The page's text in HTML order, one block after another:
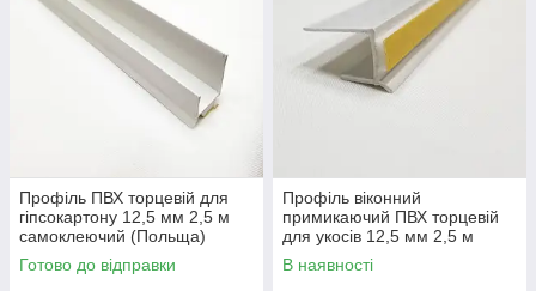
Профіль ПВХ торцевій для
гіпсокартону 12,5 мм 2,5 м
самоклеючий (Польща)
Готово до відправки
Профіль віконний
примикаючий ПВХ торцевій
для укосів 12,5 мм 2,5 м
самоклеючий (Польша)
В наявності